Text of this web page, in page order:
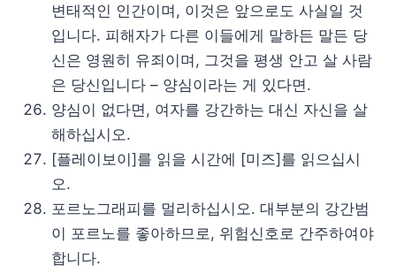
변태적인 인간이며, 이것은 앞으로도 사실일 것
입니다. 피해자가 다른 이들에게 말하든 말든 당
신은 영원히 유죄이며, 그것을 평생 안고 살 사람
은 당신입니다 – 양심이라는 게 있다면.
양심이 없다면, 여자를 강간하는 대신 자신을 살
해하십시오.
[플레이보이]를 읽을 시간에 [미즈]를 읽으십시
오.
포르노그래피를 멀리하십시오. 대부분의 강간범
이 포르노를 좋아하므로, 위험신호로 간주하여야
합니다.